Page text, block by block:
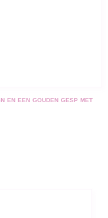
een gouden gesp met